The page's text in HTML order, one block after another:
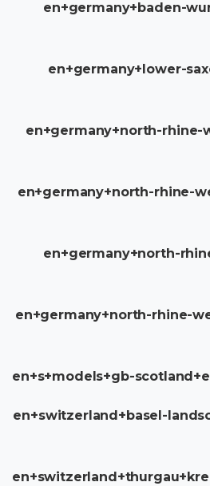
en+germany+baden-
en+germany+lower-
en+germany+north-rhine-
en+germany+north-rhine-
en+germany+north-
en+germany+north-rhine-
en+s+models+gb-
en+switzerland+basel-